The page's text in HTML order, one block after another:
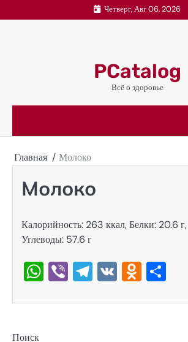
к
Четверг, Авг 06, 2026
PCatalog
Всё о здоровье
Главная Молоко
Молоко
Калорийность: 263 ккал, Белки: 20.6
Углеводы: 57.6 г
WhatsApp
ViberTelegram
VK
Поиск